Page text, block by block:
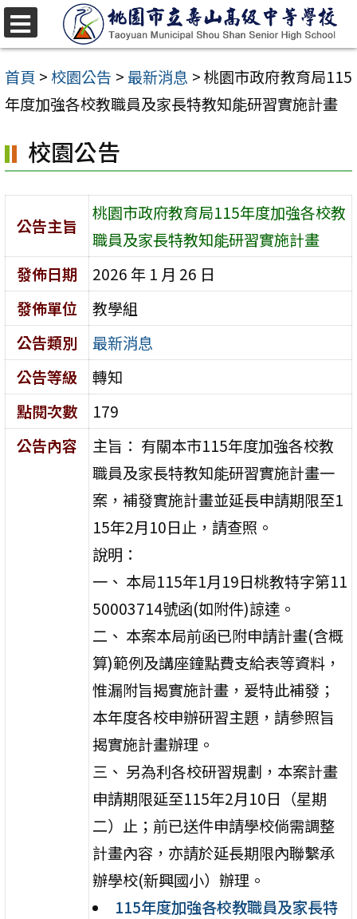
跳
至
主
要
容
區
首頁 >校園公告 >最新消息 >桃園市政府教育局115
年度加強各校教職員及家長特教知能研習實施計畫
校園公告
公告主旨
桃園市政府教育局115年度加強各校教
職員及家長特教知能研習實施計畫
發佈日期
2026 年 1 月 26 日
發佈單位
教學組
公告類別
最新消息
公告等級
轉知
點閱次數
179
公告內容
主旨： 有關本市115年度加強各校教
職員及家長特教知能研習實施計畫一
案，補發實施計畫並延長申請期限至1
15年2月10日止，請查照。
說明：
一、 本局115年1月19日桃教特字第11
50003714號函(如附件)諒達。
二、 本案本局前函已附申請計畫(含概
算)範例及講座鐘點費支給表等資料，
惟漏附旨揭實施計畫，爰特此補發；
本年度各校申辦研習主題，請參照旨
揭實施計畫辦理。
三、 另為利各校研習規劃，本案計畫
申請期限延至115年2月10日（星期
二）止；前已送件申請學校倘需調整
計畫內容，亦請於延長期限內聯繫承
辦學校(新興國小）辦理。
115年度加強各校教職員及家長特
選
單